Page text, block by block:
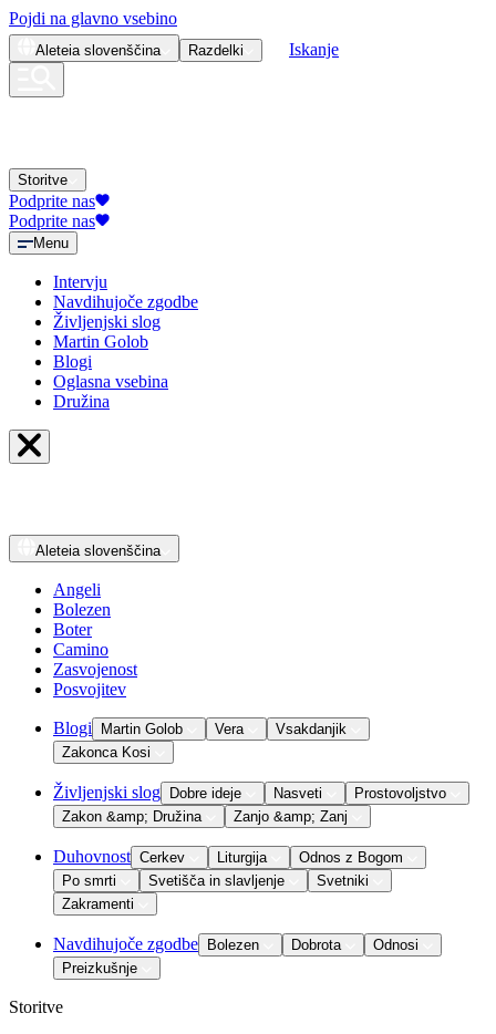
Pojdi na glavno vsebino
Aleteia slovenščina Razdelki Iskanje
Storitve
Podprite nas
Podprite nas
Menu
Intervju
Navdihujoče zgodbe
Življenjski slog
Martin Golob
Blogi
Oglasna vsebina
Družina
Aleteia slovenščina
Angeli
Bolezen
Boter
Camino
Zasvojenost
Posvojitev
Blogi Martin Golob Vera
Vsakdanjik
Zakonca Kosi
Življenjski slog Dobre ideje Nasveti
Prostovoljstvo
Zakon &amp; Družina
Zanjo &amp; Zanj
Duhovnost Cerkev Liturgija
Odnos z Bogom
Po smrti
Svetišča in slavljenje
Svetniki
Zakramenti
Navdihujoče zgodbe Bolezen Dobrota
Odnosi
Preizkušnje
Storitve